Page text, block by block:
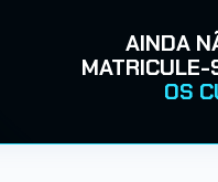
AINDA
OS